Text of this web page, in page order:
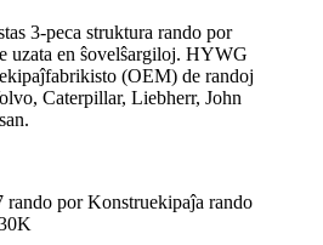
3-peca struktura rando por
uzata en ŝovelŝargiloj. HYWG
(OEM) de randoj
Caterpillar, Liebherr, John